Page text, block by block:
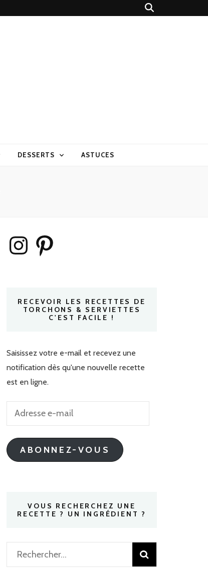
DESSERTS ASTUCES
InstagramPinterest
RECEVOIR LES RECETTES DE
TORCHONS & SERVIETTES
C'EST FACILE !
Saisissez votre e-mail et recevez une
notification dès qu'une nouvelle recette
est en ligne.
Adresse
mail
ABONNEZ-VOUS
VOUS RECHERCHEZ UNE
RECETTE ? UN INGRÉDIENT ?
Rechercher :